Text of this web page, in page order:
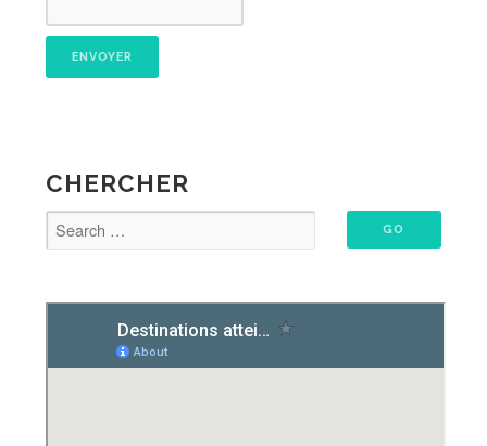
CHERCHER